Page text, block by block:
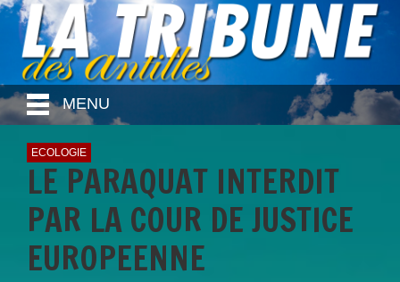
MENU
ECOLOGIE
LE PARAQUAT INTERDIT
PAR LA COUR DE JUSTICE
EUROPEENNE